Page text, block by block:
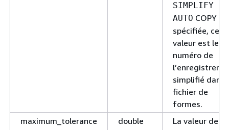
SIMPLIFY
AUTO COPY
spécifiée,
valeur est le
numéro de
simplifié dans
fichier de
formes.
maximum_tolerance
double
La valeur de